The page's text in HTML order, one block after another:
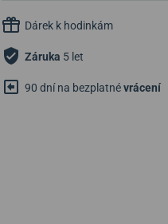
Dárek k hodinkám
Záruka 5 let
90 dní na bezplatnévrácení